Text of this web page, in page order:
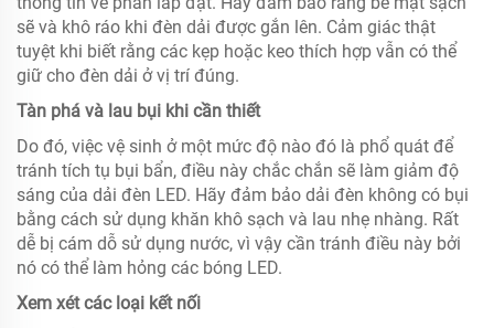
sẽ và khô ráo khi đèn dải được gắn lên. Cảm giác thật
tuyệt khi biết rằng các kẹp hoặc keo thích hợp vẫn có thể
giữ cho đèn dải ở vị trí đúng.
Tàn phá và lau bụi khi cần thiết
Do đó, việc vệ sinh ở một mức độ nào đó là phổ quát để
tránh tích tụ bụi bẩn, điều này chắc chắn sẽ làm giảm độ
sáng của dải đèn LED. Hãy đảm bảo dải đèn không có bụi
bằng cách sử dụng khăn khô sạch và lau nhẹ nhàng. Rất
dễ bị cám dỗ sử dụng nước, vì vậy cần tránh điều này bởi
nó có thể làm hỏng các bóng LED.
Xem xét các loại kết nối